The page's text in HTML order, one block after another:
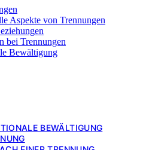
Aspekte von Trennungen
bei Trennungen
Bewältigung
BEWÄLTIGUNG